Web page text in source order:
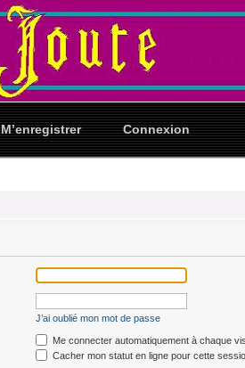
M’enregistrer Connexion
J’ai oublié mon mot de passe
Me connecter automatiquement à chaque
Cacher mon statut en ligne pour cette